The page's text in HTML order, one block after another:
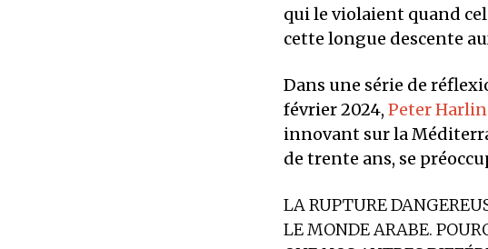
qui le violaient quand
cette longue descente
Dans une série de
février 2024, Peter
innovant sur la
de trente ans, se
LA RUPTURE
LE MONDE ARABE.